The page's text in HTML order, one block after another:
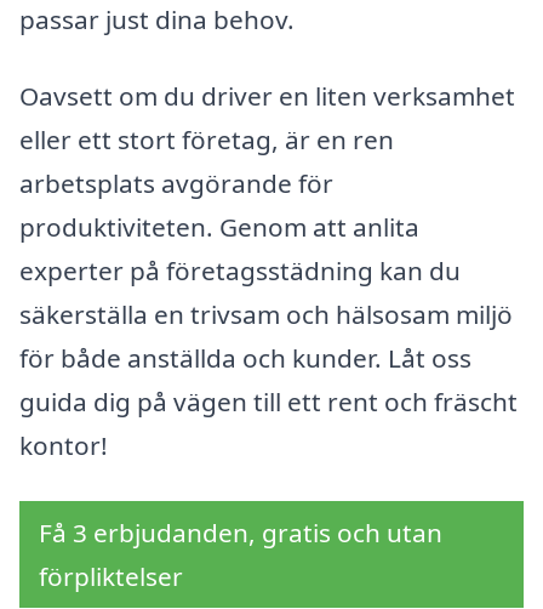
passar just dina behov.
Oavsett om du driver en liten verksamhet
eller ett stort företag, är en ren
arbetsplats avgörande för
produktiviteten. Genom att anlita
experter på företagsstädning kan du
säkerställa en trivsam och hälsosam miljö
för både anställda och kunder. Låt oss
guida dig på vägen till ett rent och fräscht
kontor!
Få 3 erbjudanden, gratis och utan
förpliktelser